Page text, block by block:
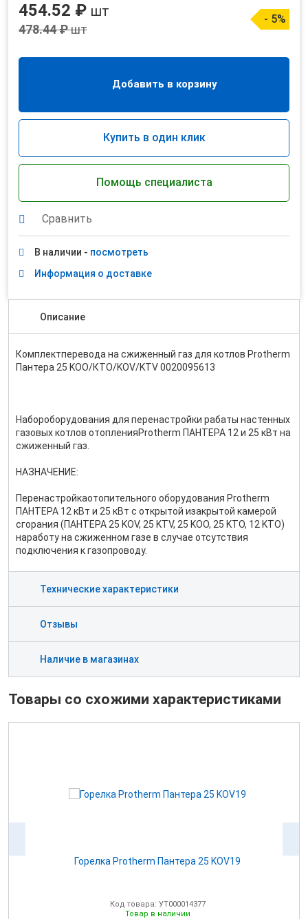
454.52 ₽ шт
478.44 ₽шт
- 5%
Добавить в корзину
Купить в один клик
Помощь специалиста
Сравнить
В наличии - посмотреть
Информация о доставке
Описание
Комплектперевода на сжиженный газ для котлов Protherm
Пантера 25 KOO/КТО/KOV/KTV 0020095613
Набороборудования для перенастройки рабаты настенных
газовых котлов отопленияProtherm ПАНТЕРА 12 и 25 кВт на
сжиженный газ.
НАЗНАЧЕНИЕ:
Перенастройкаотопительного оборудования Protherm
ПАНТЕРА 12 кВт и 25 кВт с открытой изакрытой камерой
сгорания (ПАНТЕРА 25 KOV, 25 KTV, 25 KOO, 25 KTO, 12 KTO)
наработу на сжиженном газе в случае отсутствия
подключения к газопроводу.
Технические характеристики
Отзывы
Наличие в магазинах
Товары со схожими характеристиками
Горелка Protherm Пантера 25 KOV19
Код товара: УТ000014377
Товар в наличии